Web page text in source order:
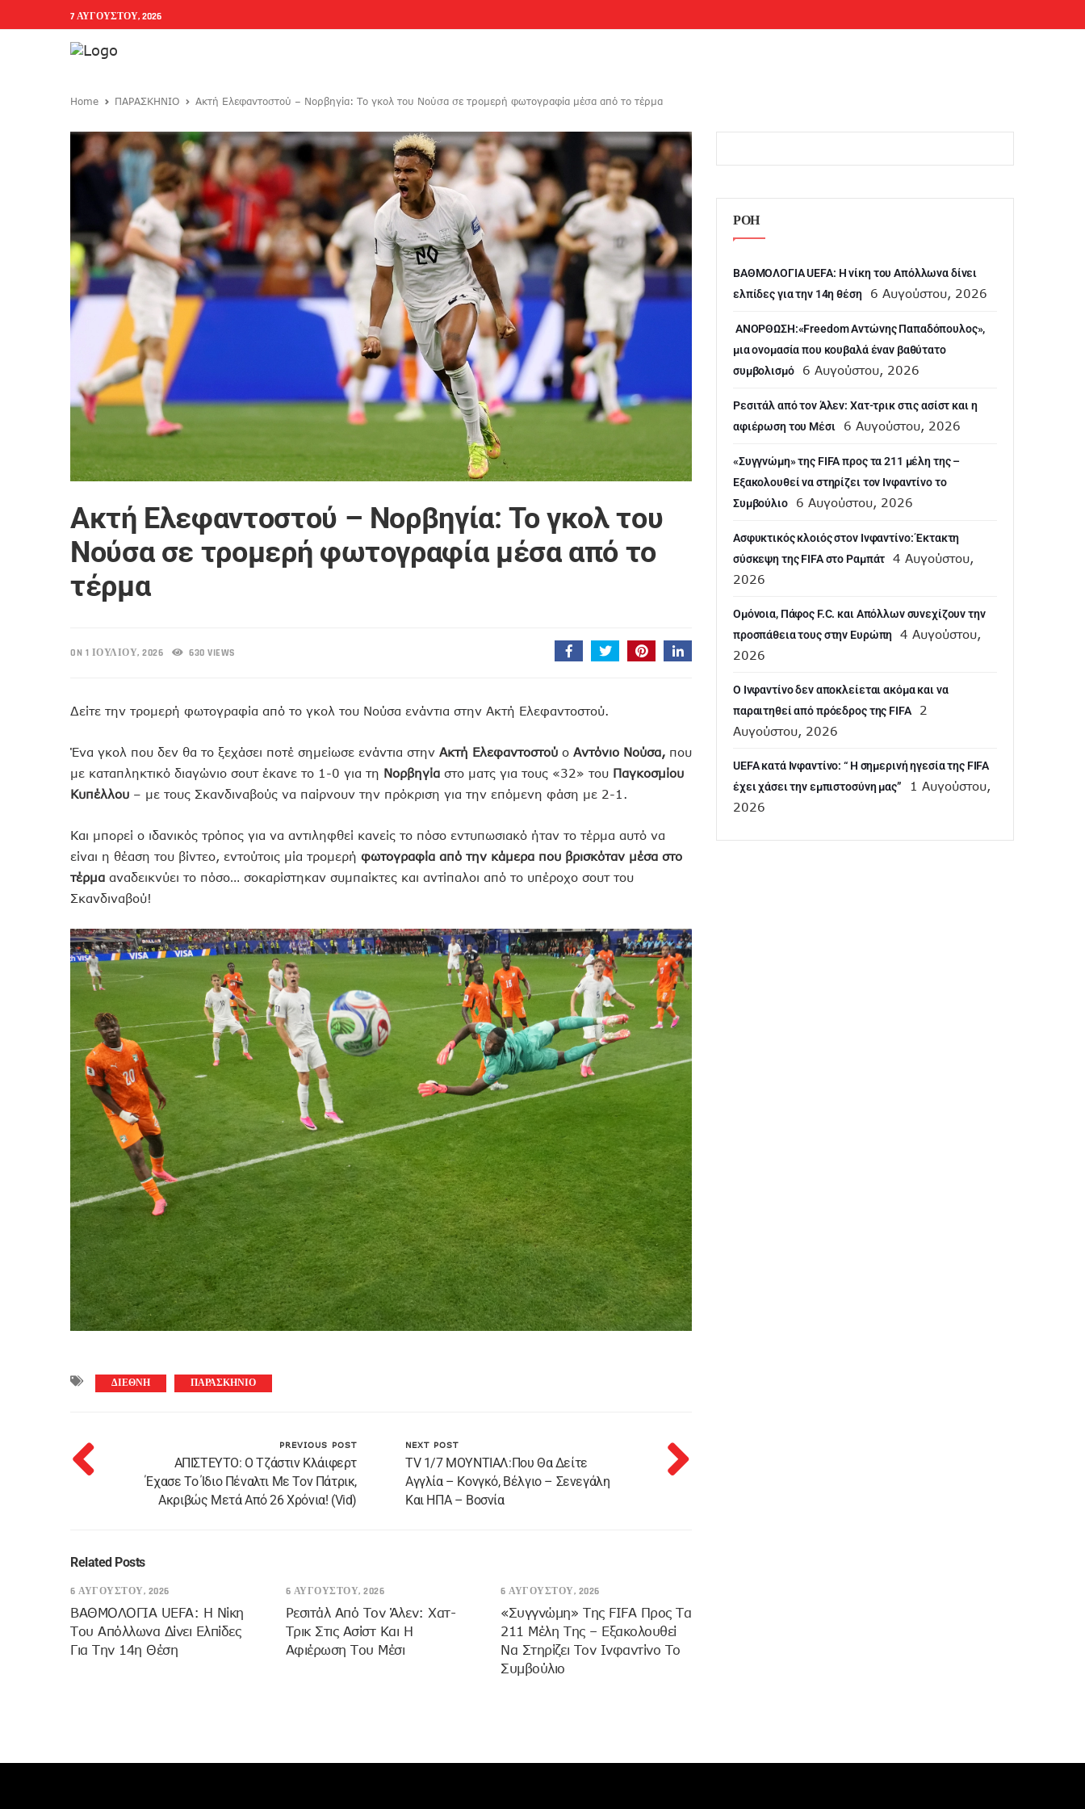
7 ΑΥΓΟΎΣΤΟΥ, 2026
Home ΠΑΡΑΣΚΗΝΙΟ Ακτή Ελεφαντοστού – Νορβηγία: Το γκολ του Νούσα σε τρομερή φωτογραφία μέσα από το τέρμα
Ακτή Ελεφαντοστού – Νορβηγία: Το γκολ του
Νούσα σε τρομερή φωτογραφία μέσα από το
τέρμα
ON 1 ΙΟΥΛΊΟΥ, 2026 630 VIEWS
Δείτε την τρομερή φωτογραφία από το γκολ του Νούσα ενάντια στην Ακτή Ελεφαντοστού.
Ένα γκολ που δεν θα το ξεχάσει ποτέ σημείωσε ενάντια στην Ακτή Ελεφαντοστού ο Αντόνιο Νούσα, που
με καταπληκτικό διαγώνιο σουτ έκανε το 1-0 για τη Νορβηγία στο ματς για τους «32» του Παγκοσμίου
Κυπέλλου – με τους Σκανδιναβούς να παίρνουν την πρόκριση για την επόμενη φάση με 2-1.
Και μπορεί ο ιδανικός τρόπος για να αντιληφθεί κανείς το πόσο εντυπωσιακό ήταν το τέρμα αυτό να
είναι η θέαση του βίντεο, εντούτοις μία τρομερή φωτογραφία από την κάμερα που βρισκόταν μέσα στο
τέρμα αναδεικνύει το πόσο… σοκαρίστηκαν συμπαίκτες και αντίπαλοι από το υπέροχο σουτ του
Σκανδιναβού!
ΔΙΕΘΝΗ ΠΑΡΑΣΚΗΝΙΟ
PREVIOUS POST
ΑΠΙΣΤΕΥΤΟ: Ο Τζάστιν Κλάιφερτ
Έχασε Το Ίδιο Πέναλτι Με Τον Πάτρικ,
Ακριβώς Μετά Από 26 Χρόνια! (vid)
NEXT POST
TV 1/7 MOYNTIAΛ:Που Θα Δείτε
Αγγλία – Κονγκό, Βέλγιο – Σενεγάλη
Και ΗΠΑ – Βοσνία
Related Posts
6 ΑΥΓΟΎΣΤΟΥ, 2026
ΒΑΘΜΟΛΟΓΙΑ UEFA: Η Νίκη
Του Απόλλωνα Δίνει Ελπίδες
Για Την 14η Θέση
6 ΑΥΓΟΎΣΤΟΥ, 2026
Ρεσιτάλ Από Τον Άλεν: Χατ-
Τρικ Στις Ασίστ Και Η
Αφιέρωση Του Μέσι
6 ΑΥΓΟΎΣΤΟΥ, 2026
«Συγγνώμη» Της FIFA Προς Τα
211 Μέλη Της – Εξακολουθεί
Να Στηρίζει Τον Ινφαντίνο Το
Συμβούλιο
ΡΟΗ
ΒΑΘΜΟΛΟΓΙΑ UEFA: Η νίκη του Απόλλωνα δίνει
ελπίδες για την 14η θέση
6 Αυγούστου, 2026
ANOΡΘΩΣΗ:«Freedom Αντώνης Παπαδόπουλος»,
μια ονομασία που κουβαλά έναν βαθύτατο
συμβολισμό
6 Αυγούστου, 2026
Ρεσιτάλ από τον Άλεν: Χατ-τρικ στις ασίστ και η
αφιέρωση του Μέσι
6 Αυγούστου, 2026
«Συγγνώμη» της FIFA προς τα 211 μέλη της –
Εξακολουθεί να στηρίζει τον Ινφαντίνο το
Συμβούλιο
6 Αυγούστου, 2026
Ασφυκτικός κλοιός στον Ινφαντίνο: Έκτακτη
σύσκεψη της FIFA στο Ραμπάτ
4 Αυγούστου,
2026
Ομόνοια, Πάφος F.C. και Απόλλων συνεχίζουν την
προσπάθεια τους στην Ευρώπη
4 Αυγούστου,
2026
Ο Ινφαντίνο δεν αποκλείεται ακόμα και να
παραιτηθεί από πρόεδρος της FIFA
2
Αυγούστου, 2026
UEFA κατά Ινφαντίνο: “ H σημερινή ηγεσία της FIFA
έχει χάσει την εμπιστοσύνη μας”
1 Αυγούστου,
2026